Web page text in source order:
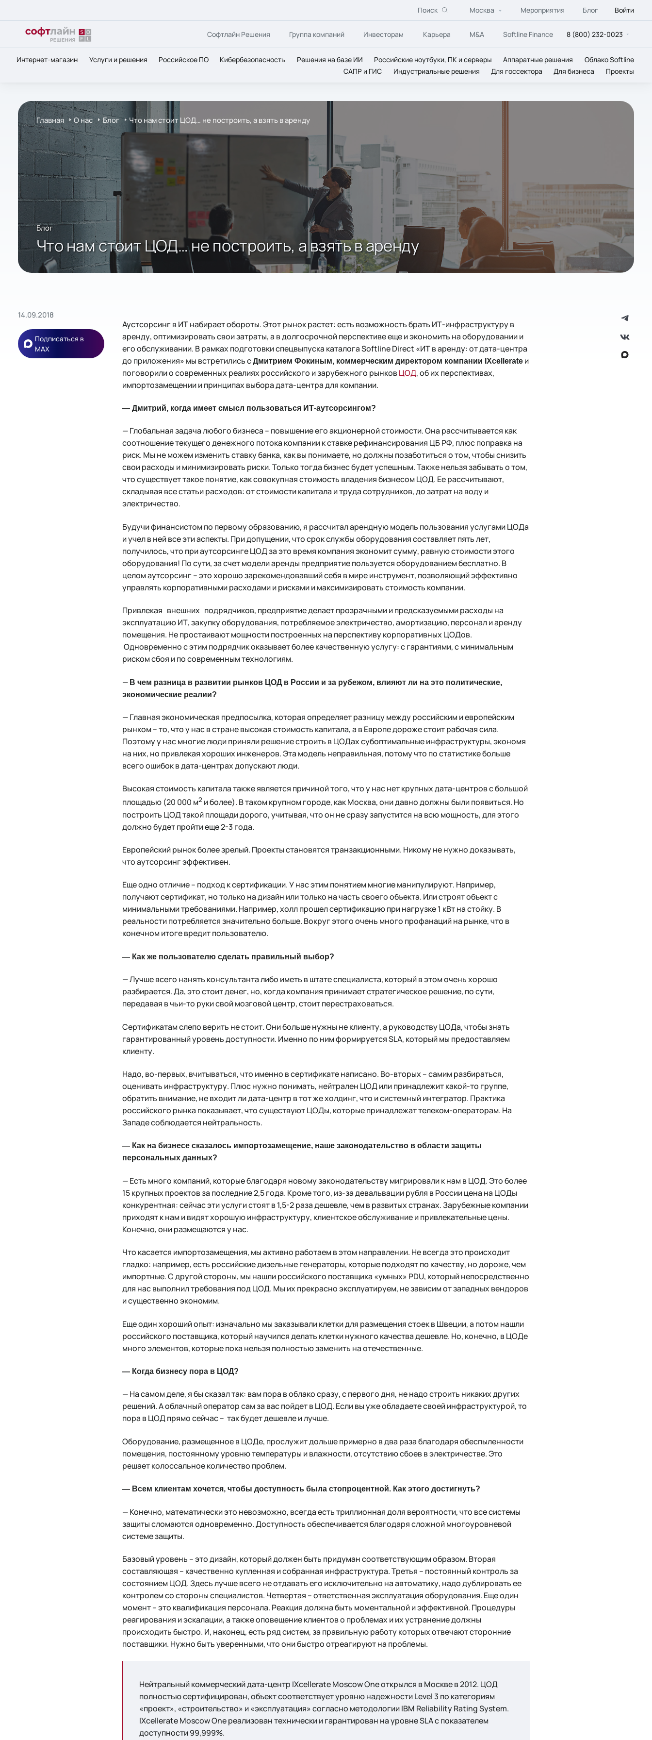
Поиск Москва Мероприятия Блог Войти
Софтлайн Решения Группа компаний Инвесторам Карьера M&A Softline Finance 8 (800) 232-0023
Интернет-магазин Услуги и решения Российское ПО Кибербезопасность Решения на базе ИИ Российские ноутбуки, ПК и серверы Аппаратные решения
Облако Softline
САПР и ГИС
Индустриальные решения Для госсектора Для бизнеса Проекты
Главная О нас Блог Что нам стоит ЦОД… не построить, а взять в аренду
Блог
Что нам стоит ЦОД… не построить, а взять в аренду
14.09.2018
Подписаться в
MAX
Аустсорсинг в ИТ набирает обороты. Этот рынок растет: есть возможность брать ИТ-инфраструктуру в
аренду, оптимизировать свои затраты, а в долгосрочной перспективе еще и экономить на оборудовании и
его обслуживании. В рамках подготовки спецвыпуска каталога Softline Direct «ИТ в аренду: от дата-центра
до приложения» мы встретились сДмитрием Фокиным, коммерческим директором компании IXcellerateи
поговорили о современных реалиях российского и зарубежного рынковЦОД, об их перспективах,
импортозамещении и принципах выбора дата-центра для компании.
— Дмитрий, когда имеет смысл пользоваться ИТ-аутсорсингом?
— Глобальная задача любого бизнеса – повышение его акционерной стоимости. Она рассчитывается как
соотношение текущего денежного потока компании к ставке рефинансирования ЦБ РФ, плюс поправка на
риск. Мы не можем изменить ставку банка, как вы понимаете, но должны позаботиться о том, чтобы снизить
свои расходы и минимизировать риски. Только тогда бизнес будет успешным. Также нельзя забывать о том,
что существует такое понятие, как совокупная стоимость владения бизнесом ЦОД. Ее рассчитывают,
складывая все статьи расходов: от стоимости капитала и труда сотрудников, до затрат на воду и
электричество.
Будучи финансистом по первому образованию, я рассчитал арендную модель пользования услугами ЦОДа
и учел в ней все эти аспекты. При допущении, что срок службы оборудования составляет пять лет,
получилось, что при аутсорсинге ЦОД за это время компания экономит сумму, равную стоимости этого
оборудования! По сути, за счет модели аренды предприятие пользуется оборудованием бесплатно. В
целом аутсорсинг – это хорошо зарекомендовавший себя в мире инструмент, позволяющий эффективно
управлять корпоративными расходами и рисками и максимизировать стоимость компании.
Привлекая внешних подрядчиков, предприятие делает прозрачными и предсказуемыми расходы на
эксплуатацию ИТ, закупку оборудования, потребляемое электричество, амортизацию, персонал и аренду
помещения. Не простаивают мощности построенных на перспективу корпоративных ЦОДов.
Одновременно с этим подрядчик оказывает более качественную услугу: с гарантиями, с минимальным
риском сбоя и по современным технологиям.
— В чем разница в развитии рынков ЦОД в России и за рубежом, влияют ли на это политические,
экономические реалии?
— Главная экономическая предпосылка, которая определяет разницу между российским и европейским
рынком – то, что у нас в стране высокая стоимость капитала, а в Европе дороже стоит рабочая сила.
Поэтому у нас многие люди приняли решение строить в ЦОДах субоптимальные инфраструктуры, экономя
на них, но привлекая хороших инженеров. Эта модель неправильная, потому что по статистике больше
всего ошибок в дата-центрах допускают люди.
Высокая стоимость капитала также является причиной того, что у нас нет крупных дата-центров с большой
площадью (20 000 м2 и более). В таком крупном городе, как Москва, они давно должны были появиться. Но
построить ЦОД такой площади дорого, учитывая, что он не сразу запустится на всю мощность, для этого
должно будет пройти еще 2-3 года.
Европейский рынок более зрелый. Проекты становятся транзакционными. Никому не нужно доказывать,
что аутсорсинг эффективен.
Еще одно отличие – подход к сертификации. У нас этим понятием многие манипулируют. Например,
получают сертификат, но только на дизайн или только на часть своего объекта. Или строят объект с
минимальными требованиями. Например, холл прошел сертификацию при нагрузке 1 кВт на стойку. В
реальности потребляется значительно больше. Вокруг этого очень много профанаций на рынке, что в
конечном итоге вредит пользователю.
— Как же пользователю сделать правильный выбор?
— Лучше всего нанять консультанта либо иметь в штате специалиста, который в этом очень хорошо
разбирается. Да, это стоит денег, но, когда компания принимает стратегическое решение, по сути,
передавая в чьи-то руки свой мозговой центр, стоит перестраховаться.
Сертификатам слепо верить не стоит. Они больше нужны не клиенту, а руководству ЦОДа, чтобы знать
гарантированный уровень доступности. Именно по ним формируется SLA, который мы предоставляем
клиенту.
Надо, во-первых, вчитываться, что именно в сертификате написано. Во-вторых – самим разбираться,
оценивать инфраструктуру. Плюс нужно понимать, нейтрален ЦОД или принадлежит какой-то группе,
обратить внимание, не входит ли дата-центр в тот же холдинг, что и системный интегратор. Практика
российского рынка показывает, что существуют ЦОДы, которые принадлежат телеком-операторам. На
Западе соблюдается нейтральность.
— Как на бизнесе сказалось импортозамещение, наше законодательство в области защиты
персональных данных?
— Есть много компаний, которые благодаря новому законодательству мигрировали к нам в ЦОД. Это более
15 крупных проектов за последние 2,5 года. Кроме того, из-за девальвации рубля в России цена на ЦОДы
конкурентная: сейчас эти услуги стоят в 1,5-2 раза дешевле, чем в развитых странах. Зарубежные компании
приходят к нам и видят хорошую инфраструктуру, клиентское обслуживание и привлекательные цены.
Конечно, они размещаются у нас.
Что касается импортозамещения, мы активно работаем в этом направлении. Не всегда это происходит
гладко: например, есть российские дизельные генераторы, которые подходят по качеству, но дороже, чем
импортные. С другой стороны, мы нашли российского поставщика «умных» PDU, который непосредственно
для нас выполнил требования под ЦОД. Мы их прекрасно эксплуатируем, не зависим от западных вендоров
и существенно экономим.
Еще один хороший опыт: изначально мы заказывали клетки для размещения стоек в Швеции, а потом нашли
российского поставщика, который научился делать клетки нужного качества дешевле. Но, конечно, в ЦОДе
много элементов, которые пока нельзя полностью заменить на отечественные.
— Когда бизнесу пора в ЦОД?
— На самом деле, я бы сказал так: вам пора в облако сразу, с первого дня, не надо строить никаких других
решений. А облачный оператор сам за вас пойдет в ЦОД. Если вы уже обладаете своей инфраструктурой, то
пора в ЦОД прямо сейчас – так будет дешевле и лучше.
Оборудование, размещенное в ЦОДе, прослужит дольше примерно в два раза благодаря обеспыленности
помещения, постоянному уровню температуры и влажности, отсутствию сбоев в электричестве. Это
решает колоссальное количество проблем.
— Всем клиентам хочется, чтобы доступность была стопроцентной. Как этого достигнуть?
— Конечно, математически это невозможно, всегда есть триллионная доля вероятности, что все системы
защиты сломаются одновременно. Доступность обеспечивается благодаря сложной многоуровневой
системе защиты.
Базовый уровень – это дизайн, который должен быть придуман соответствующим образом. Вторая
составляющая – качественно купленная и собранная инфраструктура. Третья – постоянный контроль за
состоянием ЦОД. Здесь лучше всего не отдавать его исключительно на автоматику, надо дублировать ее
контролем со стороны специалистов. Четвертая – ответственная эксплуатация оборудования. Еще один
момент – это квалификация персонала. Реакция должна быть моментальной и эффективной. Процедуры
реагирования и эскалации, а также оповещение клиентов о проблемах и их устранение должны
происходить быстро. И, наконец, есть ряд систем, за правильную работу которых отвечают сторонние
поставщики. Нужно быть уверенными, что они быстро отреагируют на проблемы.
Нейтральный коммерческий дата-центр IXcellerate Moscow One открылся в Москве в 2012. ЦОД
полностью сертифицирован, объект соответствует уровню надежности Level 3 по категориям
«проект», «строительство» и «эксплуатация» согласно методологии IBM Reliability Rating System.
IXcellerate Moscow One реализован технически и гарантирован на уровне SLA с показателем
доступности 99,999%.